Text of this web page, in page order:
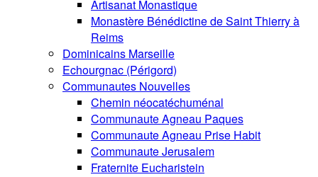
Artisanat Monastique
Monastère Bénédictine de Saint Thierry à
Reims
Dominicains Marseille
Echourgnac (Périgord)
Communautes Nouvelles
Chemin néocatéchuménal
Communaute Agneau Paques
Communaute Agneau Prise Habit
Communaute Jerusalem
Fraternite Eucharistein